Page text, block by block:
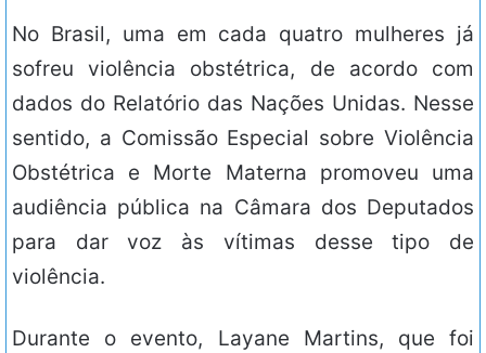
No Brasil, uma em cada quatro mulheres já
sofreu violência obstétrica, de acordo com
dados do Relatório das Nações Unidas. Nesse
sentido, a Comissão Especial sobre Violência
Obstétrica e Morte Materna promoveu uma
audiência pública na Câmara dos Deputados
para dar voz às vítimas desse tipo de
violência.
Durante o evento, Layane Martins, que foi